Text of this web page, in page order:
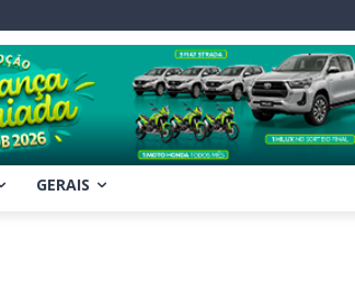
GERAIS